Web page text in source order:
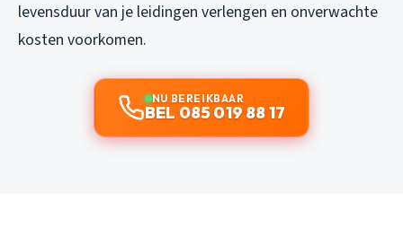
levensduur van je leidingen verlengen en onverwachte
kosten voorkomen.
NU BEREIKBAAR
BEL 085 019 88 17